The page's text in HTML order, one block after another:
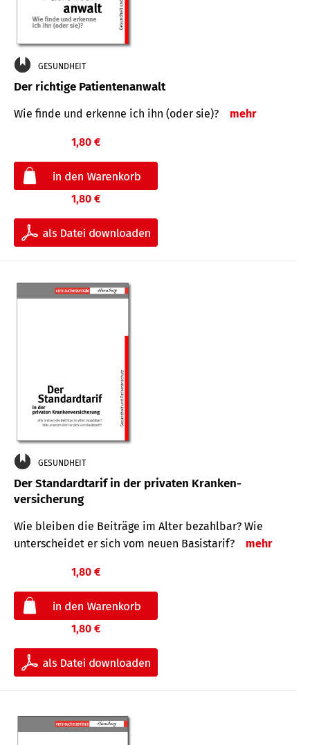
GESUNDHEIT
Der richtige Patientenanwalt
Wie finde und erkenne ich ihn (oder sie)? mehr
1,80 €
1,80 €
GESUNDHEIT
Der Standard­tarif in der privaten Kranken­
versicherung
Wie bleiben die Beiträge im Alter bezahlbar? Wie
unterscheidet er sich vom neuen Basistarif?
mehr
1,80 €
1,80 €